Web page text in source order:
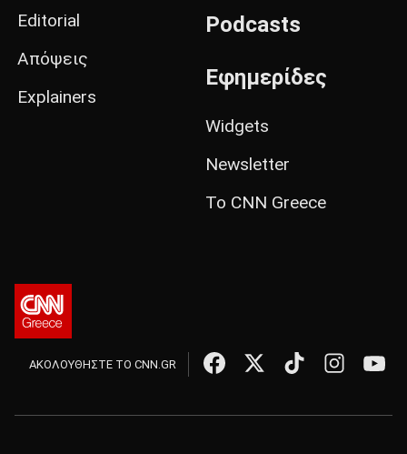
Editorial
Απόψεις
Explainers
Podcasts
Εφημερίδες
Widgets
Newsletter
Το CNN Greece
ΑΚΟΛΟΥΘΗΣΤΕ ΤΟ CNN.GR